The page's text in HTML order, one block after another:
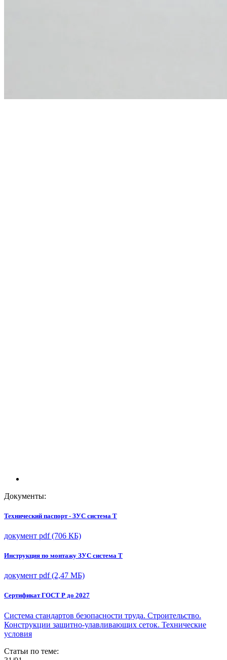
Документы:
Технический паспорт - ЗУС система Т
документ pdf (706 КБ)
Инструкция по монтажу ЗУС система Т
документ pdf (2,47 МБ)
Сертификат ГОСТ Р до 2027
Система стандартов безопасности труда. Строительство.
Конструкции защитно-улавливающих сеток. Технические
условия
Статьи по теме: